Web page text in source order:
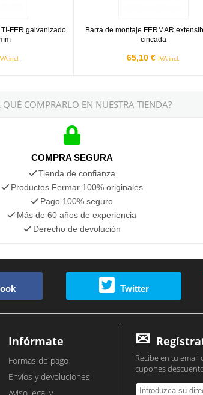
FER galvanizado
incl.
Barra de montaje FERMAR
cincada
65,10 € IVA incl.
QUÉ COMPRARLO EN NUESTRA TIENDA?
COMPRA SEGURA
Tienda de confianza
Productos Fermar 100% originales
Pago 100% seguro
Más de 60 años de experiencia
Derecho de devolución
Twitter
Infórmate
Formas de pago
Envíos y devoluciones
Recibe en tu
cupones